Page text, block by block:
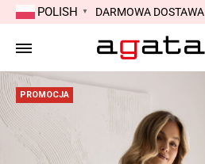
POLISH ▼ DARMOWA DOSTAWA
PROMOCJA